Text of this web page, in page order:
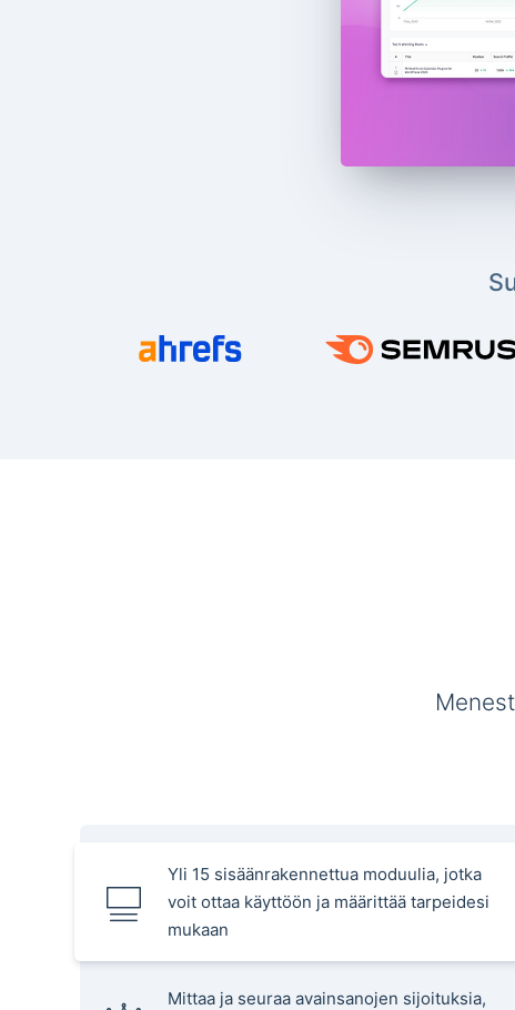
Yli 15 sisäänrakennettua moduulia, jotka
voit ottaa käyttöön ja määrittää tarpeidesi
mukaan
Mittaa ja seuraa avainsanojen sijoituksia,